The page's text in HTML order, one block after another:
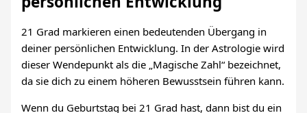
21 Grad markieren einen bedeutenden Übergang in
deiner persönlichen Entwicklung. In der Astrologie wird
dieser Wendepunkt als die „Magische Zahl“ bezeichnet,
da sie dich zu einem höheren Bewusstsein führen kann.
Wenn du Geburtstag bei 21 Grad hast, dann bist du ein